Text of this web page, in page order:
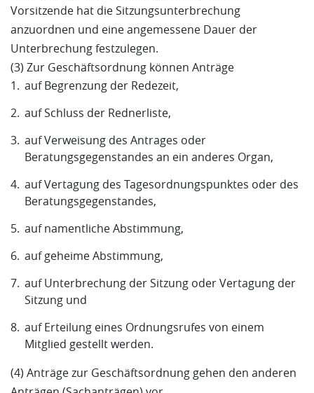
Vorsitzende hat die Sitzungsunterbrechung
anzuordnen und eine angemessene Dauer der
Unterbrechung festzulegen.
(3) Zur Geschäftsordnung können Anträge
auf Begrenzung der Redezeit,
auf Schluss der Rednerliste,
auf Verweisung des Antrages oder
Beratungsgegenstandes an ein anderes Organ,
auf Vertagung des Tagesordnungspunktes oder des
Beratungsgegenstandes,
auf namentliche Abstimmung,
auf geheime Abstimmung,
auf Unterbrechung der Sitzung oder Vertagung der
Sitzung und
auf Erteilung eines Ordnungsrufes von einem
Mitglied gestellt werden.
(4) Anträge zur Geschäftsordnung gehen den anderen